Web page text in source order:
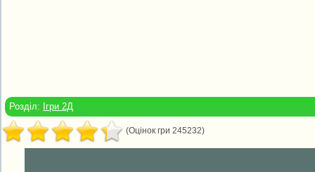
Розділ: Ігри 2Д
(Оцінок гри 245232)